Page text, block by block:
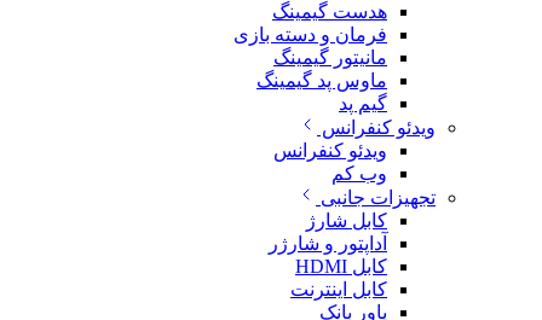
هدست گیمینگ
فرمان و دسته بازی
مانیتور گیمینگ
ماوس پد گیمینگ
گیم پد
ویدئو کنفرانس
ویدئو کنفرانس
وب کم
تجهیزات جانبی
کابل شارژ
آداپتور و شارژر
کابل HDMI
کابل اینترنت
پاور بانک